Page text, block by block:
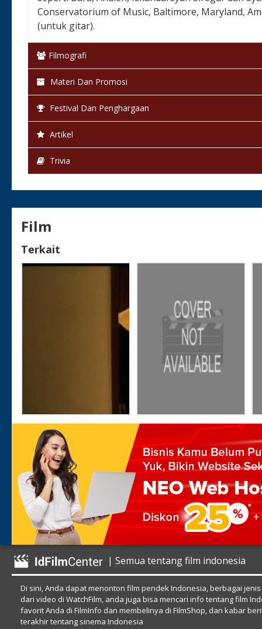
Conservatorium of Music, Baltimore, Maryland,
(untuk gitar).
Filmografi
Materi Dan Promosi
Festival Dan Penghargaan
Artikel
Trivia
Film
Terkait
| Semua tentang film indonesia
Di sini, Anda dapat menonton film pendek Indonesia, berbagai
dari video di WatchFilm, anda juga bisa mencari info tentang film
favorit Anda di FilmInfo dan membelinya di FilmShop, dan kabar
terakhir tentang sinema Indonesia